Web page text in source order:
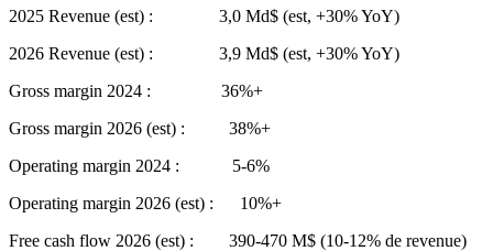
2025 Revenue (est) : 3,0 Md$ (est, +30% YoY)
2026 Revenue (est) : 3,9 Md$ (est, +30% YoY)
Gross margin 2024 : 36%+
Gross margin 2026 (est) : 38%+
Operating margin 2024 : 5-6%
Operating margin 2026 (est) : 10%+
Free cash flow 2026 (est) : 390-470 M$ (10-12% de revenue)